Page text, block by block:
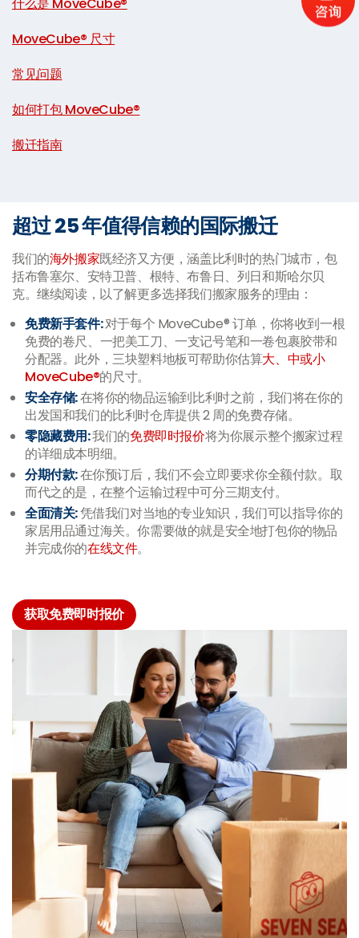
MoveCube® 尺寸
常见问题
如何打包 MoveCube®
搬迁指南
超过 25 年值得信赖的国际搬迁
我们的海外搬家既经济又方便，涵盖比利时的热门城市，包
括布鲁塞尔、安特卫普、根特、布鲁日、列日和斯哈尔贝
克。继续阅读，以了解更多选择我们搬家服务的理由：
免费新手套件:对于每个 MoveCube® 订单，你将收到一根
免费的卷尺、一把美工刀、一支记号笔和一卷包裹胶带和
分配器。此外，三块塑料地板可帮助你估算大、中或小
MoveCube®的尺寸。
安全存储:在将你的物品运输到比利时之前，我们将在你的
出发国和我们的比利时仓库提供 2 周的免费存储。
零隐藏费用:我们的免费即时报价将为你展示整个搬家过程
的详细成本明细。
分期付款:在你预订后，我们不会立即要求你全额付款。取
而代之的是，在整个运输过程中可分三期支付。
全面清关:凭借我们对当地的专业知识，我们可以指导你的
家居用品通过海关。你需要做的就是安全地打包你的物品
并完成你的在线文件。
获取免费即时报价